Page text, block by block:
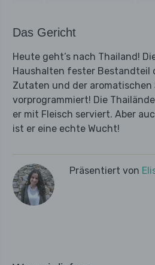
Das Gericht
Heute geht’s nach Thailand!
Haushalten fester Bestandteil
Zutaten und der aromatischen
vorprogrammiert! Die
er mit Fleisch serviert. Aber
ist er eine echte Wucht!
Präsentiert von